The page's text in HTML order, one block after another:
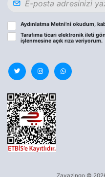
Aydınlatma Metni’ni okudum,
Tarafıma ticari elektronik ileti
işlenmesine açık rıza veriyorum.